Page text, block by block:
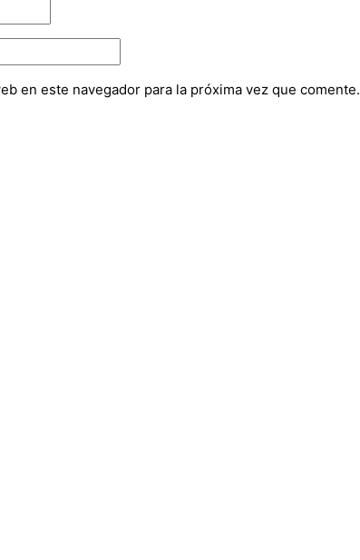
en este navegador para la próxima vez que comente.